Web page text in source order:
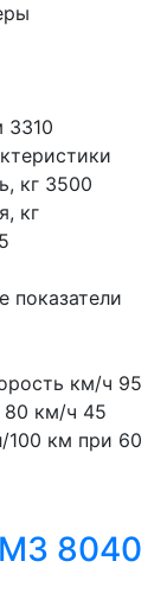
3310
кг 3500
кг
показатели
км/ч 95
80 км/ч 45
100 км при 60
8040